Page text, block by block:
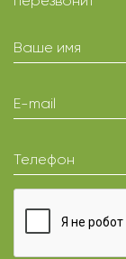
Ваше имя
E-mail
Телефон